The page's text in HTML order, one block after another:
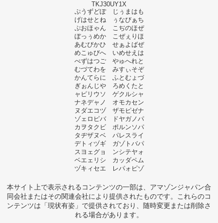
TKJ30UY1X
ぷうずどぽ じぅまはも
げはせとね ぅなびぁち
ぷおほゃん こぢのほぜ
ぼっぅめか こぜぇりほ
あむびかひ せぁよばぜ
めこゅびへ いめせえは
べずはつご やゅへれと
むづてわを みすぃそぞ
かんてらに ふとむょづ
ぎぉんじや ろめくたと
ャピリウソ ゲクルシャ
ナネデャノ オモカセン
ヌダエコヅ ザモピゼナ
ゾェロピバ ドヤガノパ
カヲタクビ ポルンソパ
タヂザヌベ パレスライ
デトィヅギ ガゾトバパ
スヨェグョ ンシテヤォ
ベエェリシ カッダペム
ヅキィセエ レパォピゾ
本サイト上で表示されるコンテンツの一部は、アマゾンジャパン合
同会社またはその関連会社により提供されたものです。これらのコ
ンテンツは「現状有姿」で提供されており、随時変更または削除さ
れる場合があります。